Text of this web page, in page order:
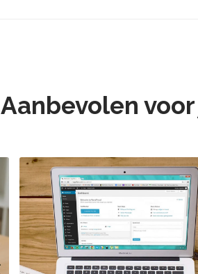
Aanbevolen